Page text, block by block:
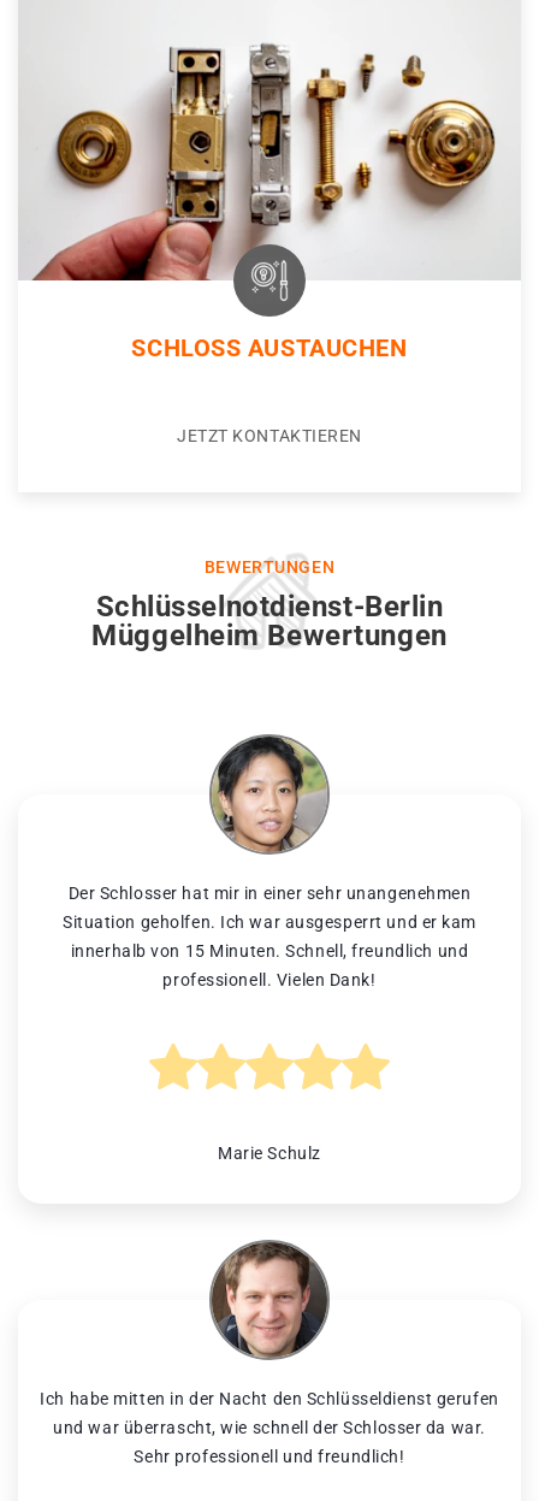
SCHLOSS AUSTAUCHEN
JETZT KONTAKTIEREN
BEWERTUNGEN
Schlüsselnotdienst-Berlin
Müggelheim Bewertungen
Der Schlosser hat mir in einer sehr unangenehmen
Situation geholfen. Ich war ausgesperrt und er kam
innerhalb von 15 Minuten. Schnell, freundlich und
professionell. Vielen Dank!
Marie Schulz
Ich habe mitten in der Nacht den Schlüsseldienst gerufen
und war überrascht, wie schnell der Schlosser da war.
Sehr professionell und freundlich!